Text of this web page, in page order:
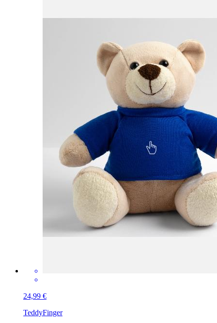
24,99 €
TeddyFinger